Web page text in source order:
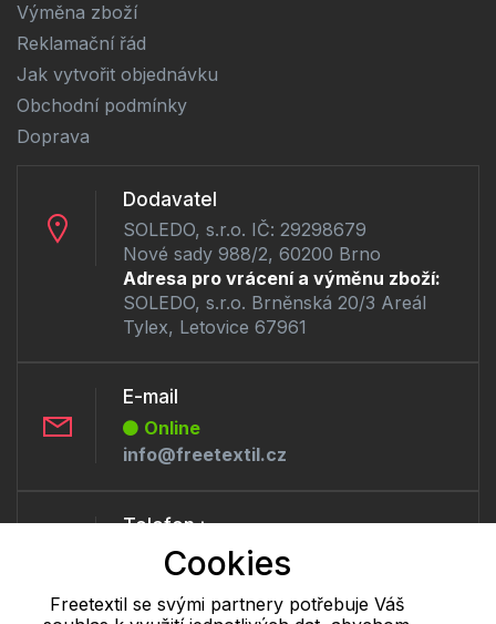
Výměna zboží
Reklamační řád
Jak vytvořit objednávku
Obchodní podmínky
Doprava
Dodavatel
SOLEDO, s.r.o. IČ: 29298679
Nové sady 988/2, 60200 Brno
Adresa pro vrácení a výměnu zboží:
SOLEDO, s.r.o. Brněnská 20/3 Areál
Tylex, Letovice 67961
E-mail
Online
info@freetextil.cz
Telefon :
Offline
+420 530 334 460
Cookies
Freetextil se svými partnery potřebuje Váš